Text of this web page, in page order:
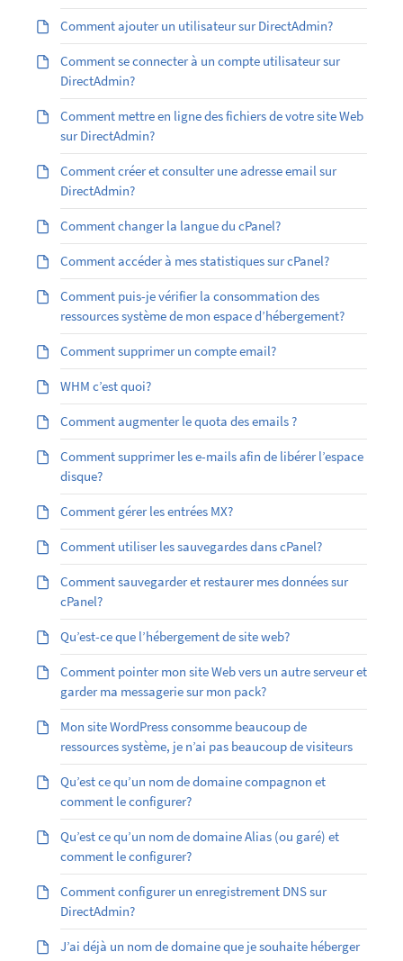
Comment ajouter un utilisateur sur DirectAdmin?
Comment se connecter à un compte utilisateur sur
DirectAdmin?
Comment mettre en ligne des fichiers de votre site Web
sur DirectAdmin?
Comment créer et consulter une adresse email sur
DirectAdmin?
Comment changer la langue du cPanel?
Comment accéder à mes statistiques sur cPanel?
Comment puis-je vérifier la consommation des
ressources système de mon espace d’hébergement?
Comment supprimer un compte email?
WHM c’est quoi?
Comment augmenter le quota des emails ?
Comment supprimer les e-mails afin de libérer l’espace
disque?
Comment gérer les entrées MX?
Comment utiliser les sauvegardes dans cPanel?
Comment sauvegarder et restaurer mes données sur
cPanel?
Qu’est-ce que l’hébergement de site web?
Comment pointer mon site Web vers un autre serveur et
garder ma messagerie sur mon pack?
Mon site WordPress consomme beaucoup de
ressources système, je n’ai pas beaucoup de visiteurs
Qu’est ce qu’un nom de domaine compagnon et
comment le configurer?
Qu’est ­ce qu’un nom de domaine Alias (ou garé) et
comment le configurer?
Comment configurer un enregistrement DNS sur
DirectAdmin?
J’ai déjà un nom de domaine que je souhaite héberger